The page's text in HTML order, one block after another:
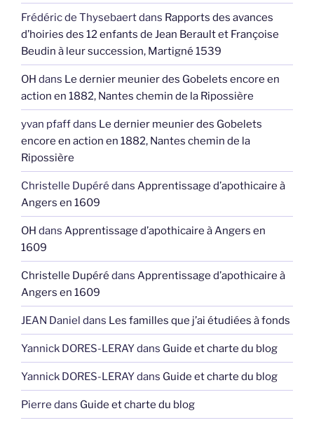
Frédéric de Thysebaertdans Rapports des avances
d’hoiries des 12 enfants de Jean Berault et Françoise
Beudin à leur succession, Martigné 1539
OH dans Le dernier meunier des Gobelets encore en
action en 1882, Nantes chemin de la Ripossière
yvan pfaffdans Le dernier meunier des Gobelets
encore en action en 1882, Nantes chemin de la
Ripossière
Christelle Dupéré dans Apprentissage d’apothicaire à
Angers en 1609
OH dans Apprentissage d’apothicaire à Angers en
1609
Christelle Dupéré dans Apprentissage d’apothicaire à
Angers en 1609
JEAN Daniel dans Les familles que j’ai étudiées à fonds
Yannick DORES-LERAYdans Guide et charte du blog
Yannick DORES-LERAYdans Guide et charte du blog
Pierre dans Guide et charte du blog